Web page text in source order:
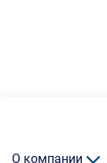
О компании